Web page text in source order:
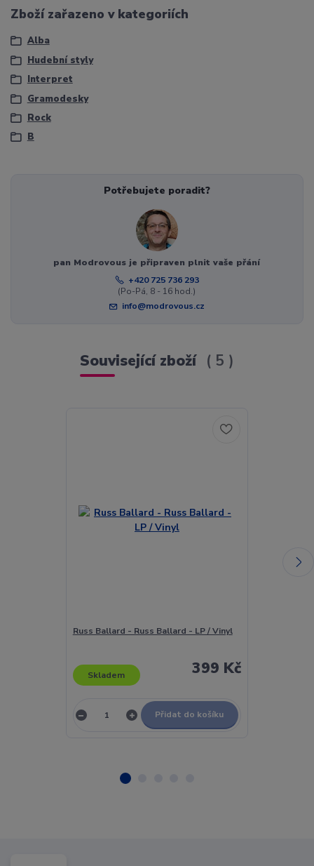
Zboží zařazeno v kategoriích
Alba
Hudební styly
Interpret
Gramodesky
Rock
B
Potřebujete poradit?
pan Modrovous je připraven plnit vaše přání
+420 725 736 293
(Po-Pá, 8 - 16 hod.)
info@modrovous.cz
Související zboží 5
Russ Ballard - Russ Ballard - LP / Vinyl
399 Kč
Skladem
Přidat do košíku